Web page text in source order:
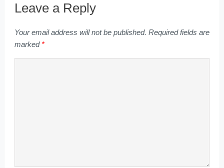
Leave a Reply
Your email address will not be published. Required fields are
marked *